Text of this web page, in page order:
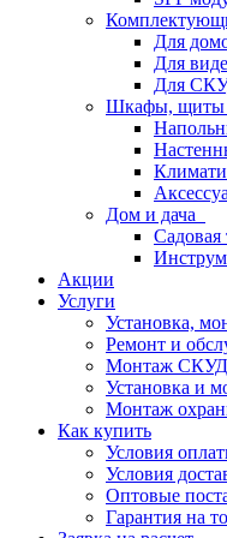
Для
Для
Для
Шкафы, щиты
Дом и дача
Садовая
Акции
Услуги
Установка,
Ремонт и
Монтаж СКУД,
Установка и
Монтаж
Как купить
Условия
Условия
Оптовые
Гарантия на